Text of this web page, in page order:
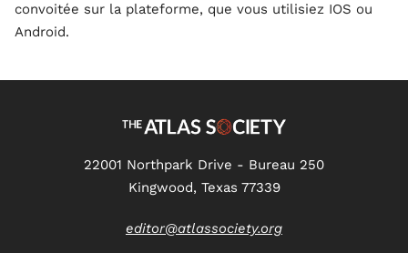
convoitée sur la plateforme, que vous utilisiez IOS ou
Android.
22001 Northpark Drive - Bureau 250
Kingwood, Texas 77339
editor@atlassociety.org